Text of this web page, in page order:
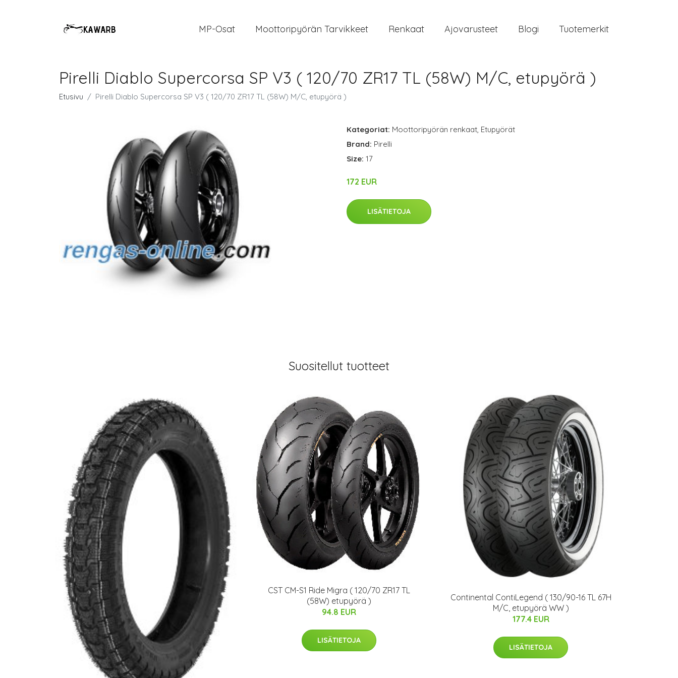
MP-Osat Moottoripyörän Tarvikkeet Renkaat Ajovarusteet Blogi Tuotemerkit
Pirelli Diablo Supercorsa SP V3 ( 120/70 ZR17 TL (58W) M/C, etupyörä )
Etusivu Pirelli Diablo Supercorsa SP V3 ( 120/70 ZR17 TL (58W) M/C, etupyörä )
Kategoriat: Moottoripyörän renkaat, Etupyörät
Brand: Pirelli
Size: 17
172 EUR
LISÄTIETOJA
Suositellut tuotteet
CST CM-S1 Ride Migra ( 120/70 ZR17 TL
(58W) etupyörä )
94.8 EUR
LISÄTIETOJA
Continental ContiLegend ( 130/90-16 TL 67H
M/C, etupyörä WW )
177.4 EUR
LISÄTIETOJA